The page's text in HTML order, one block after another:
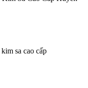
sa cao cấp